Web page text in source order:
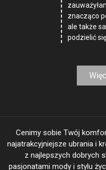
znacząco
ale także
podzielić
Cenimy sobie Twój
najatrakcyjniejsze ubrania i
z najlepszych dobrych
pasjonatami mody i stylu